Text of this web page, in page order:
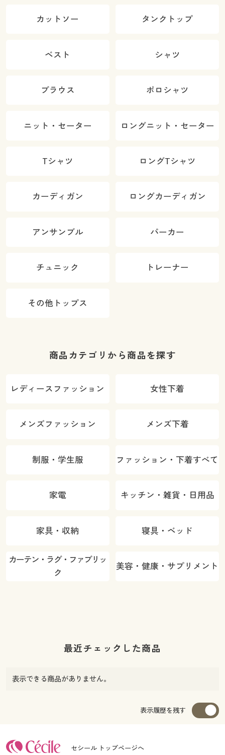
カットソー タンクトップ
ベスト シャツ
ブラウス ポロシャツ
ニット・セーター ロングニット・セーター
Tシャツ ロングTシャツ
カーディガン ロングカーディガン
アンサンブル パーカー
チュニック トレーナー
その他トップス
商品カテゴリから商品を探す
レディースファッション 女性下着
メンズファッション メンズ下着
制服・学生服 ファッション・下着すべて
家電 キッチン・雑貨・日用品
家具・収納 寝具・ベッド
カーテン・ラグ・ファブリッ
ク
美容・健康・サプリメント
最近チェックした商品
表示できる商品がありません。
表示履歴を残す
セシール トップページへ